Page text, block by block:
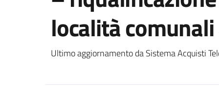
località
Ultimo aggiornamento da Sistema Acquisti